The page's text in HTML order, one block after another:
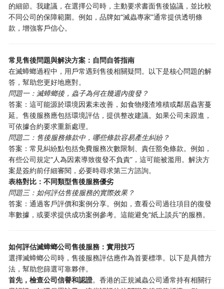
的細節。我建議，在選擇公司時，主動要求書面售後協議，並比較
不同公司的保障範圍。例如，品牌如“滅蟲專家”通常提供透明條
款，增強客戶信心。
常見售後問題與解決方案：自問自答指南
在滅蟑螂過程中，用戶常遇到售後相關疑問。以下是核心問題的解
答，幫助您更好地應對。
問題一：滅蟑螂後，蟲子為何在幾週內復發？
答案：這可能源於環境因素未改善，如食物殘渣堆積或鄰居蟲害蔓
延。售後服務應包括環境評估，提供整改建議。如果公司未跟進，
可依據合約要求重新處理。
問題二：售後服務條款中，哪些條款容易產生糾紛？
答案：常見糾紛點包括免費服務次數限制、責任豁免條款。例如，
有些公司規定“人為因素導致復發不負責”，這可能被濫用。解決方
案是簽約前仔細審閱，必要時尋求第三方諮詢。
表格對比：不同類型售後服務優劣
問題三：如何評估售後服務的實際效果？
答案：通過客戶評價和案例分享。例如，查看公司過往項目的復發
率數據，或要求提供成功案例參考。這能避免“紙上談兵”的服務。
如何評估滅蟑螂公司售後服務：實用技巧
選擇滅蟑螂公司時，售後服務評估應作為首要標準。以下是具體方
法，幫助您篩選可靠夥伴。
首先，檢查公司信譽和認證。香港的正規滅蟲公司通常持有相關行